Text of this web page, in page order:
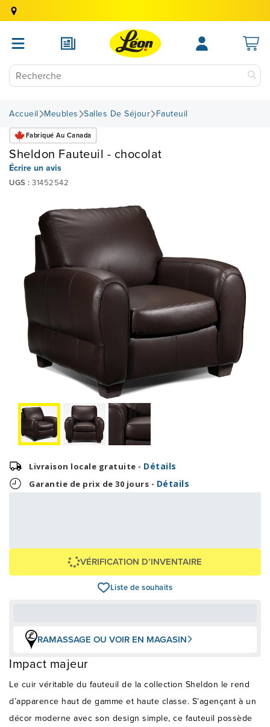
Accueil Meubles Salles De Séjour Fauteuil
Fabriqué Au Canada
Sheldon Fauteuil - chocolat
Écrire un avis
UGS : 31452542
Livraison locale gratuite - Détails
Garantie de prix de 30 jours - Détails
VÉRIFICATION D’INVENTAIRE
Liste de souhaits
RAMASSAGE OU VOIR EN MAGASIN
Impact majeur
Le cuir véritable du fauteuil de la collection Sheldon le rend
d’apparence haut de gamme et haute classe. S’agençant à un
décor moderne avec son design simple, ce fauteuil possède